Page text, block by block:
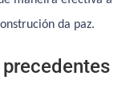
da paz.